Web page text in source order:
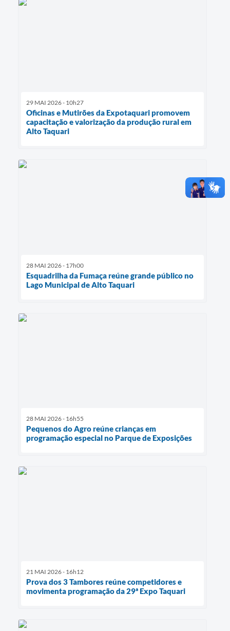
29 MAI 2026 - 10h27
Oficinas e Mutirões da Expotaquari promovem
capacitação e valorização da produção rural em
Alto Taquari
28 MAI 2026 - 17h00
Esquadrilha da Fumaça reúne grande público no
Lago Municipal de Alto Taquari
28 MAI 2026 - 16h55
Pequenos do Agro reúne crianças em
programação especial no Parque de Exposições
21 MAI 2026 - 16h12
Prova dos 3 Tambores reúne competidores e
movimenta programação da 29ª Expo Taquari